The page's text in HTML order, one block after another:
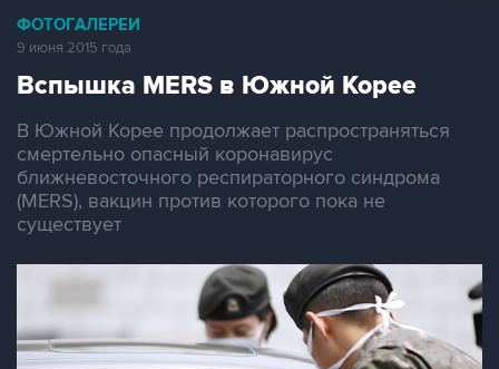
ФОТОГАЛЕРЕИ
9 июня 2015 года
Вспышка MERS в Южной Корее
В Южной Корее продолжает распространяться
смертельно опасный коронавирус
ближневосточного респираторного синдрома
(MERS), вакцин против которого пока не
существует